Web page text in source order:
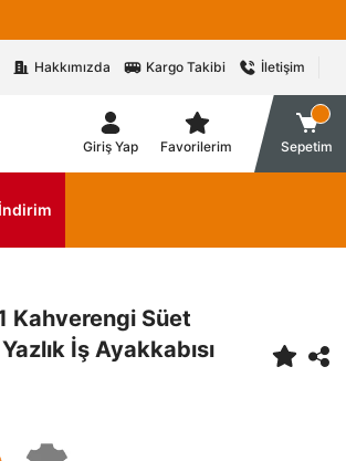
Hakkımızda Kargo Takibi İletişim
Giriş Yap Favorilerim Sepetim
İndirim
Kahverengi Süet
İş Ayakkabısı